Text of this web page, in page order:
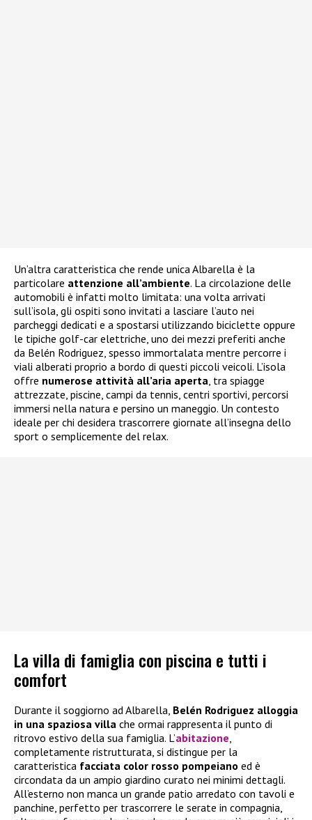
Un’altra caratteristica che rende unica Albarella è la
particolare attenzione all’ambiente. La circolazione delle
automobili è infatti molto limitata: una volta arrivati
sull’isola, gli ospiti sono invitati a lasciare l’auto nei
parcheggi dedicati e a spostarsi utilizzando biciclette oppure
le tipiche golf-car elettriche, uno dei mezzi preferiti anche
da Belén Rodriguez, spesso immortalata mentre percorre i
viali alberati proprio a bordo di questi piccoli veicoli. L’isola
offre numerose attività all’aria aperta, tra spiagge
attrezzate, piscine, campi da tennis, centri sportivi, percorsi
immersi nella natura e persino un maneggio. Un contesto
ideale per chi desidera trascorrere giornate all’insegna dello
sport o semplicemente del relax.
La villa di famiglia con piscina e tutti i
comfort
Durante il soggiorno ad Albarella, Belén Rodriguez alloggia
in una spaziosa villa che ormai rappresenta il punto di
ritrovo estivo della sua famiglia. L’abitazione
completamente ristrutturata, si distingue per la
caratteristica facciata color rosso pompeiano ed è
circondata da un ampio giardino curato nei minimi dettagli.
All’esterno non manca un grande patio arredato con tavoli e
panchine, perfetto per trascorrere le serate in compagnia,